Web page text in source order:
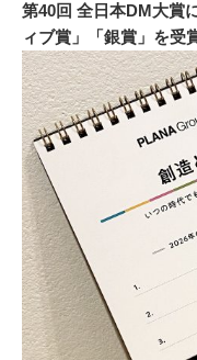
第40回 全日本DM大賞
ィブ賞」「銀賞」を受